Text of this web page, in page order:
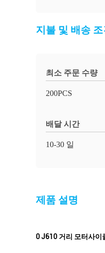
지불 및 배송 조
최소 주문 수량
200PCS
배달 시간
10-30 일
제품 설명
0 J610 거리 모터사이